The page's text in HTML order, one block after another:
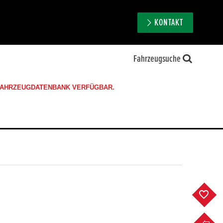
KONTAKT
Fahrzeugsuche
VERFÜGBAR.